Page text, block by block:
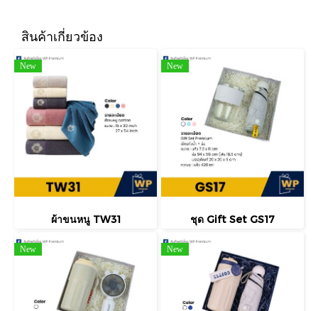
สินค้าเกี่ยวข้อง
New
ผ้าขนหนู TW31
New
ชุด Gift Set GS17
New New